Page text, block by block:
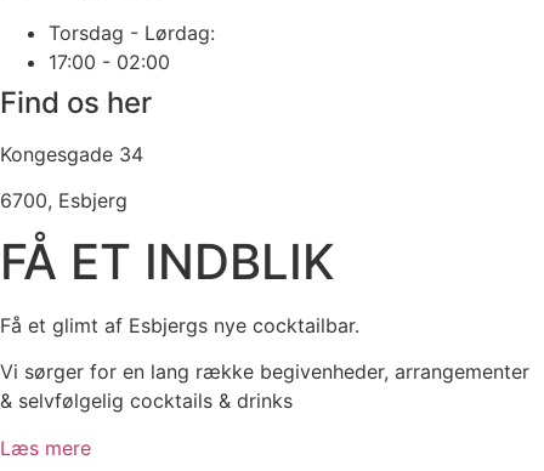
Torsdag - Lørdag:
17:00 - 02:00
Find os her
Kongesgade 34
6700, Esbjerg
FÅ ET INDBLIK
Få et glimt af Esbjergs nye cocktailbar.
Vi sørger for en lang række begivenheder, arrangementer
& selvfølgelig cocktails & drinks
Læs mere